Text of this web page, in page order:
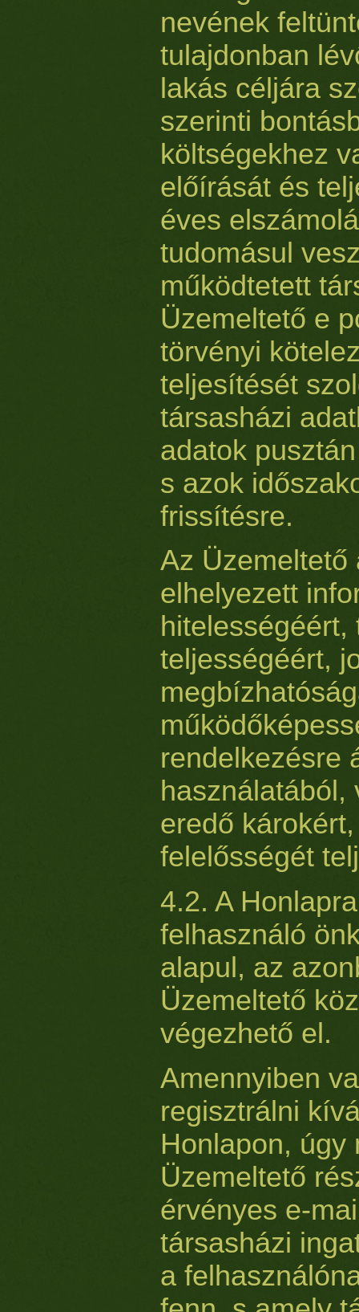
nevének
tulajdonban
lakás céljára
szerinti
költségekhez
előírását és
éves
tudomásul
működtetett
Üzemeltető e
törvényi
teljesítését
társasházi
adatok
s azok
frissítésre.
Az Üzemeltető
elhelyezett
teljességéért,
rendelkezésre
használatából,
eredő
felelősségét
4.2. A
felhasználó
alapul, az
Üzemeltető
végezhető el.
Amennyiben
regisztrálni
Honlapon, úgy
Üzemeltető
érvényes e-
társasházi
a